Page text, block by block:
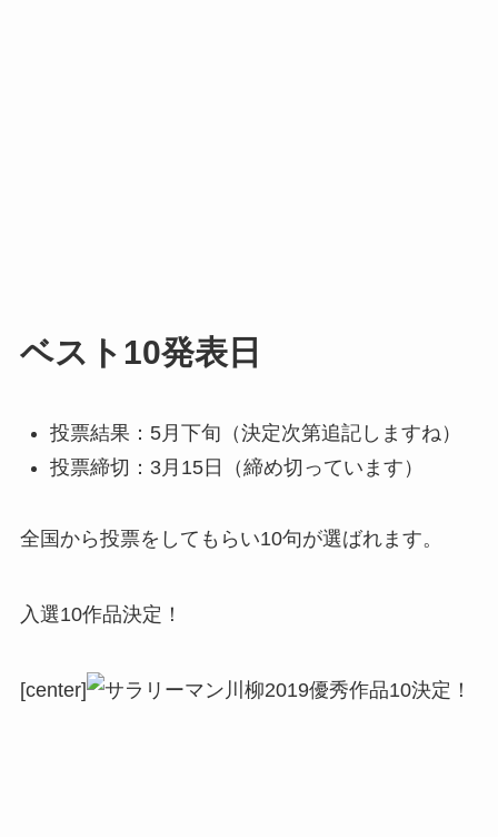
ベスト10発表日
投票結果：5月下旬（決定次第追記しますね）
投票締切：3月15日（締め切っています）
全国から投票をしてもらい10句が選ばれます。
入選10作品決定！
[center]